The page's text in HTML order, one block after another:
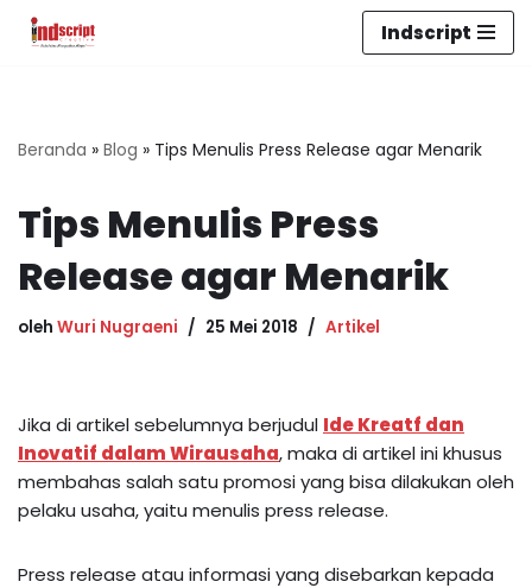
Indscript
Beranda » Blog » Tips Menulis Press Release agar Menarik
Tips Menulis Press
Release agar Menarik
oleh Wuri Nugraeni 25 Mei 2018 Artikel
Jika di artikel sebelumnya berjudul Ide Kreatf dan
Inovatif dalam Wirausaha, maka di artikel ini khusus
membahas salah satu promosi yang bisa dilakukan oleh
pelaku usaha, yaitu menulis press release.
Press release atau informasi yang disebarkan kepada